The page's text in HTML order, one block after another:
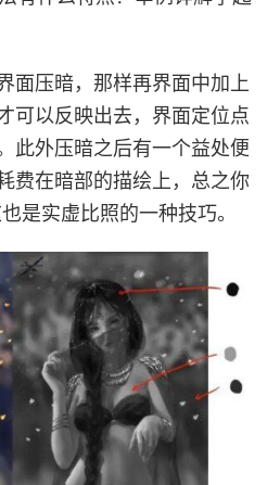
面压暗，那样再界面中加上
可以反映出去，界面定位点
此外压暗之后有一个益处便
费在暗部的描绘上，总之你
是实虚比照的一种技巧。